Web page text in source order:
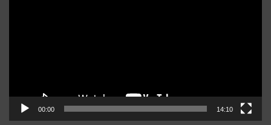
00:00 14:10